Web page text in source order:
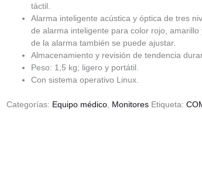
táctil.
Alarma inteligente acústica y óptica de tres
de alarma inteligente para color rojo, amarillo
de la alarma también se puede ajustar.
Almacenamiento y revisión de tendencia
Peso: 1,5 kg; ligero y portátil.
Con sistema operativo Linux.
Categorías: Equipo médico, Monitores Etiqueta: